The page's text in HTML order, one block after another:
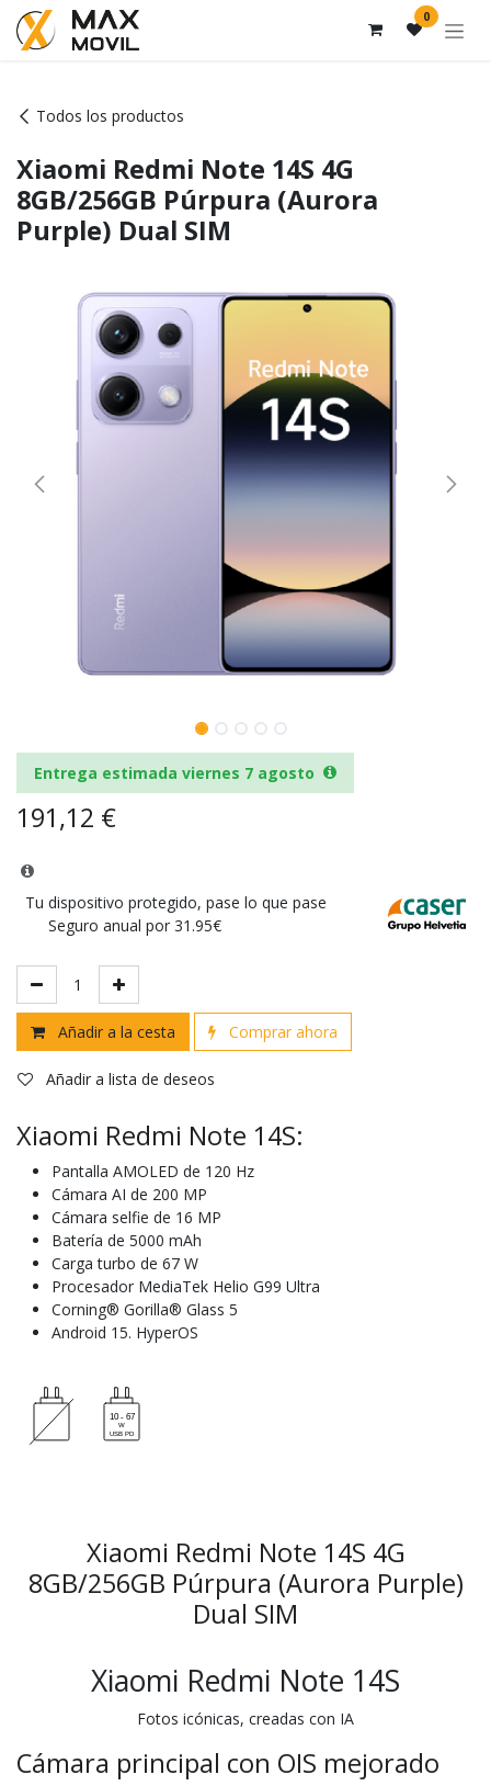
Ir al contenido 0
Todos los productos
Xiaomi Redmi Note 14S 4G
8GB/256GB Púrpura (Aurora
Purple) Dual SIM
Entrega estimada viernes 7 agosto
191,12 €
Tu dispositivo protegido, pase lo que pase
Seguro anual por 31.95€
Añadir a la cesta Comprar ahora
Añadir a lista de deseos
Xiaomi Redmi Note 14S:
Pantalla AMOLED de 120 Hz
Cámara AI de 200 MP
Cámara selfie de 16 MP
Batería de 5000 mAh
Carga turbo de 67 W
Procesador MediaTek Helio G99 Ultra
Corning® Gorilla® Glass 5
Android 15. HyperOS
Xiaomi Redmi Note 14S 4G
8GB/256GB Púrpura (Aurora Purple)
Dual SIM
Xiaomi Redmi Note 14S
Fotos icónicas, creadas con IA
Cámara principal con OIS mejorado